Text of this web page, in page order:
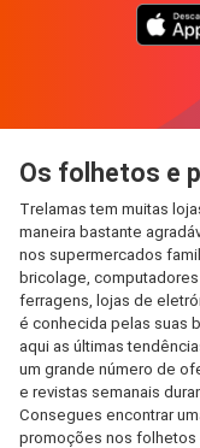
Os folhetos e
Trelamas tem muitas
maneira bastante
nos supermercados
bricolage,
ferragens, lojas de
é conhecida pelas suas
aqui as últimas
um grande número de
e revistas semanais
Consegues encontrar
promoções nos